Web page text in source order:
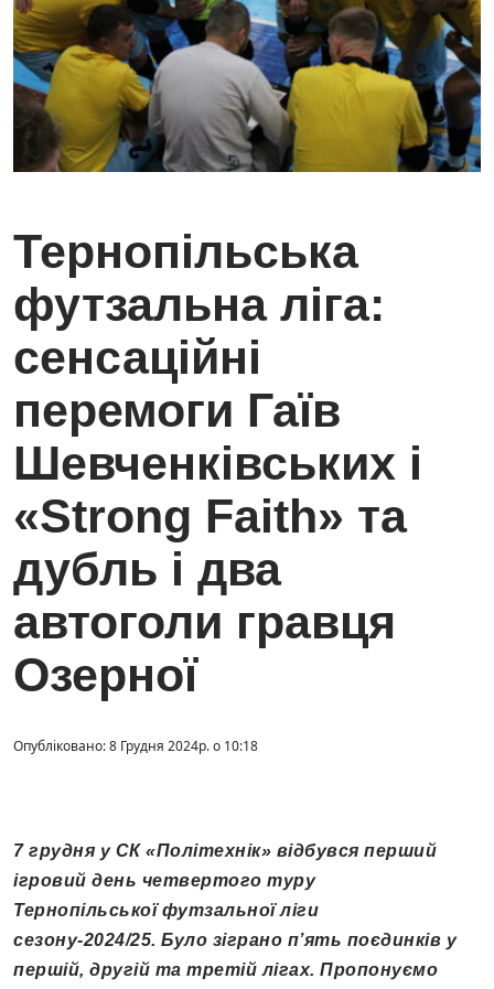
Тернопільська
футзальна ліга:
сенсаційні
перемоги Гаїв
Шевченківських і
«Strong Faith» та
дубль і два
автоголи гравця
Озерної
Опубліковано: 8 Грудня 2024р. о 10:18
7 грудня у СК «Політехнік» відбувся перший
ігровий день четвертого туру
Тернопільської футзальної ліги
сезону-2024/25. Було зіграно п’ять поєдинків у
першій, другій та третій лігах. Пропонуємо